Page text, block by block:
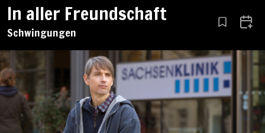
In aller Freundschaft
Schwingungen Aus den